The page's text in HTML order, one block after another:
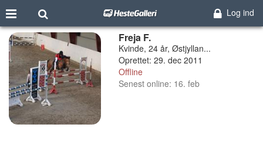
Log ind
Freja F.
Kvinde, 24 år, Østjyllan...
Oprettet: 29. dec 2011
Offline
Senest online: 16. feb